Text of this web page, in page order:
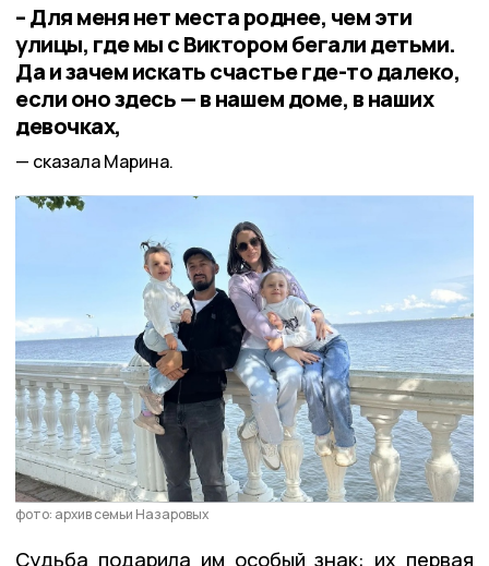
– Для меня нет места роднее, чем эти
улицы, где мы с Виктором бегали детьми.
Да и зачем искать счастье где-то далеко,
если оно здесь — в нашем доме, в наших
девочках,
сказала Марина.
фото: архив семьи Назаровых
Судьба подарила им особый знак: их первая